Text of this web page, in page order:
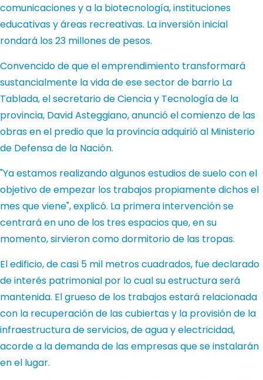
comunicaciones y a la biotecnología, instituciones
educativas y áreas recreativas. La inversión inicial
rondará los 23 millones de pesos.
Convencido de que el emprendimiento transformará
sustancialmente la vida de ese sector de barrio La
Tablada, el secretario de Ciencia y Tecnología de la
provincia, David Asteggiano, anunció el comienzo de las
obras en el predio que la provincia adquirió al Ministerio
de Defensa de la Nación.
"Ya estamos realizando algunos estudios de suelo con el
objetivo de empezar los trabajos propiamente dichos el
mes que viene", explicó. La primera intervención se
centrará en uno de los tres espacios que, en su
momento, sirvieron como dormitorio de las tropas.
El edificio, de casi 5 mil metros cuadrados, fue declarado
de interés patrimonial por lo cual su estructura será
mantenida. El grueso de los trabajos estará relacionada
con la recuperación de las cubiertas y la provisión de la
infraestructura de servicios, de agua y electricidad,
acorde a la demanda de las empresas que se instalarán
en el lugar.